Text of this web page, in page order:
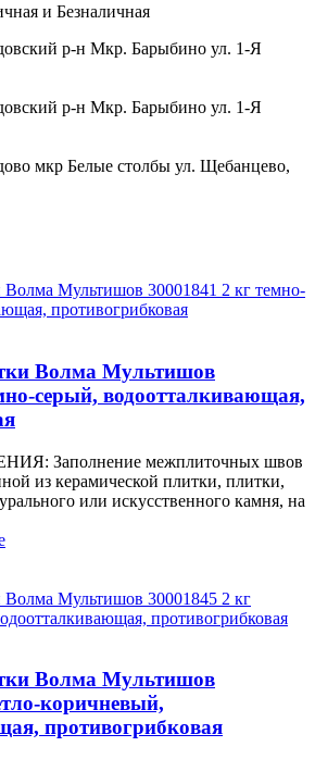
и Безналичная
р-н Мкр. Барыбино ул. 1-Я
р-н Мкр. Барыбино ул. 1-Я
мкр Белые столбы ул. Щебанцево,
Волма Мультишов
серый, водоотталкивающая,
Заполнение межплиточных швов
из керамической плитки, плитки,
или искусственного камня, на
Волма Мультишов
коричневый,
противогрибковая